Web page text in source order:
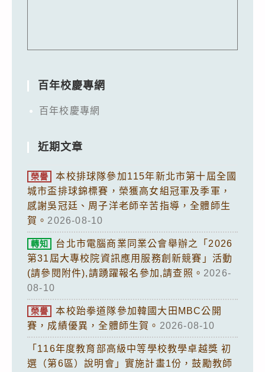
百年校慶專網
百年校慶專網
近期文章
榮譽
本校排球隊參加115年新北市第十屆全國
城市盃排球錦標賽，榮獲高女組冠軍及季軍，
感謝吳冠廷、周子洋老師辛苦指導，全體師生
賀。 2026-08-10
轉知
台北市電腦商業同業公會舉辦之「2026
第31屆大專校院資訊應用服務創新競賽」活動
(請參閱附件),請踴躍報名參加,請查照。 2026-
08-10
榮譽
本校跆拳道隊參加韓國大田MBC公開
賽，成績優異，全體師生賀。 2026-08-10
「116年度教育部高級中等學校教學卓越獎 初
選（第6區）說明會」實施計畫1份，鼓勵教師